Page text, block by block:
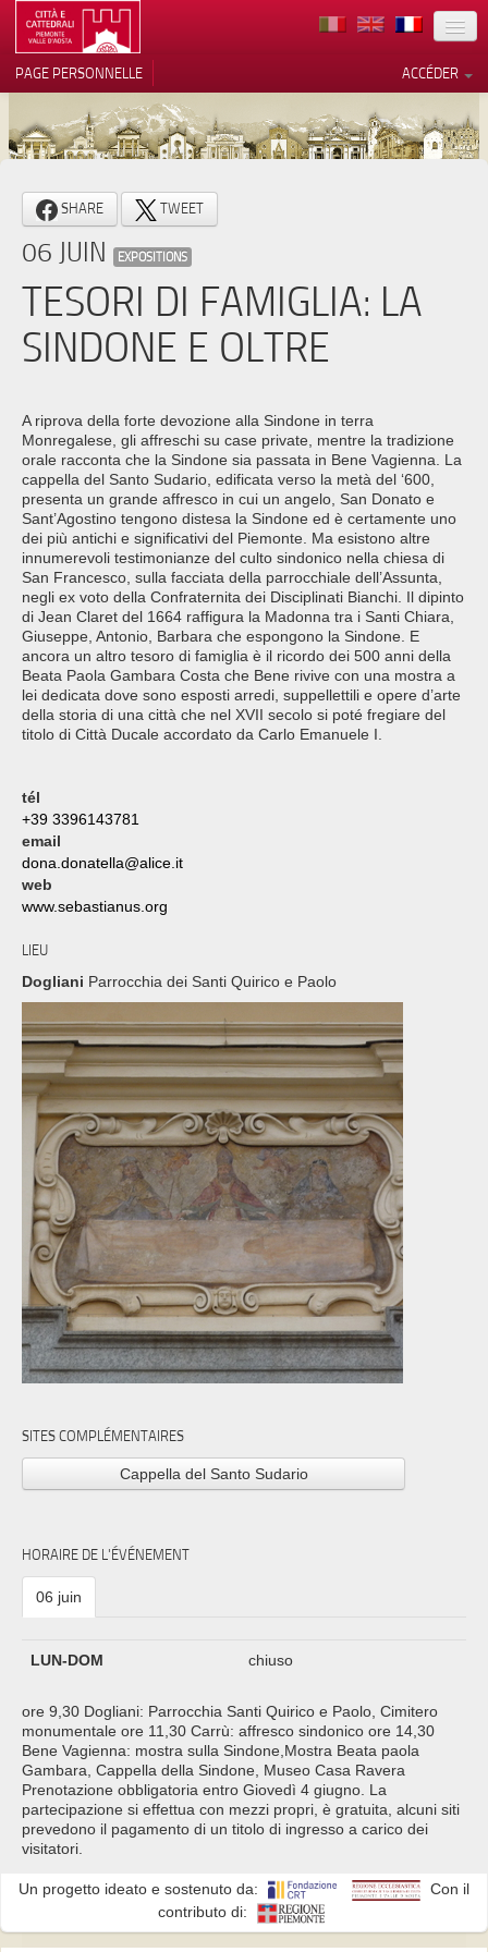
TERRITOIRE
ARCHITECTURE
MUSÉES
ITINÉRAIRES
EVÉNEMENTS
CONTACTS
PRESS
ACCÉDER
PAGE PERSONNELLE
SHARE TWEET
06 JUIN EXPOSITIONS
TESORI DI FAMIGLIA: LA
SINDONE E OLTRE
A riprova della forte devozione alla Sindone in terra
Monregalese, gli affreschi su case private, mentre la tradizione
orale racconta che la Sindone sia passata in Bene Vagienna. La
cappella del Santo Sudario, edificata verso la metà del ‘600,
presenta un grande affresco in cui un angelo, San Donato e
Sant’Agostino tengono distesa la Sindone ed è certamente uno
dei più antichi e significativi del Piemonte. Ma esistono altre
innumerevoli testimonianze del culto sindonico nella chiesa di
San Francesco, sulla facciata della parrocchiale dell’Assunta,
negli ex voto della Confraternita dei Disciplinati Bianchi. Il dipinto
di Jean Claret del 1664 raffigura la Madonna tra i Santi Chiara,
Giuseppe, Antonio, Barbara che espongono la Sindone. E
ancora un altro tesoro di famiglia è il ricordo dei 500 anni della
Beata Paola Gambara Costa che Bene rivive con una mostra a
lei dedicata dove sono esposti arredi, suppellettili e opere d’arte
della storia di una città che nel XVII secolo si poté fregiare del
titolo di Città Ducale accordato da Carlo Emanuele I.
tél
+39 3396143781
email
dona.donatella@alice.it
web
www.sebastianus.org
LIEU
Dogliani Parrocchia dei Santi Quirico e Paolo
SITES COMPLÉMENTAIRES
Cappella del Santo Sudario
HORAIRE DE L'ÉVÉNEMENT
06 juin
LUN-DOM chiuso
ore 9,30 Dogliani: Parrocchia Santi Quirico e Paolo, Cimitero
monumentale ore 11,30 Carrù: affresco sindonico ore 14,30
Bene Vagienna: mostra sulla Sindone,Mostra Beata paola
Gambara, Cappella della Sindone, Museo Casa Ravera
Prenotazione obbligatoria entro Giovedì 4 giugno. La
partecipazione si effettua con mezzi propri, è gratuita, alcuni siti
prevedono il pagamento di un titolo di ingresso a carico dei
visitatori.
Un progetto ideato e sostenuto da:
Con il
contributo di:
Notification lors de la collecte
Vos choix en matière de
confidentialité